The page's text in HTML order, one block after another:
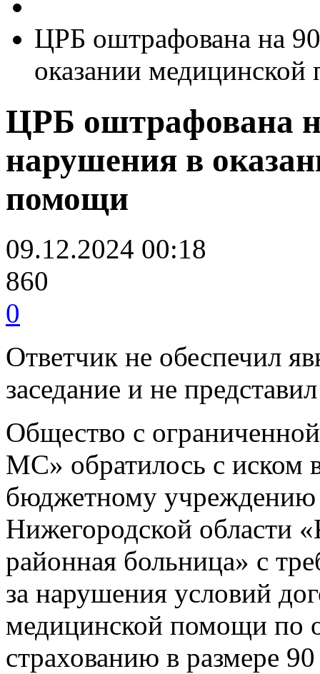
ЦРБ оштрафована на
оказании
ЦРБ оштрафована
нарушения в
помощи
09.12.2024 00:18
860
0
Ответчик не обеспечил
заседание и не
Общество с
МС» обратилось с иском
бюджетному учреждению
Нижегородской области
районная больница» с
за нарушения условий
медицинской помощи по
страхованию в размере